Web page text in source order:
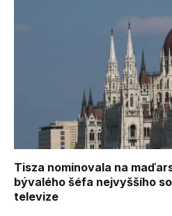
Tisza nominovala na
bývalého šéfa nejvyššího
televize